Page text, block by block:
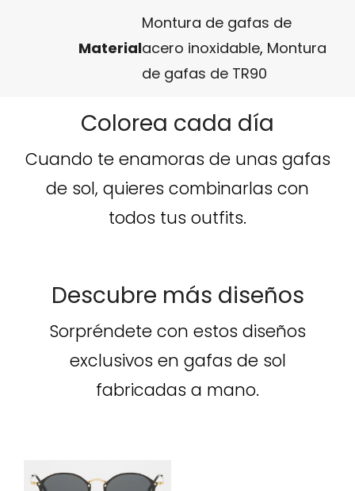
Material
Montura de gafas de
acero inoxidable, Montura
de gafas de TR90
Colorea cada día
Cuando te enamoras de unas gafas
de sol, quieres combinarlas con
todos tus outfits.
Descubre más diseños
Sorpréndete con estos diseños
exclusivos en gafas de sol
fabricadas a mano.